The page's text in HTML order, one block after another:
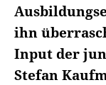
ihn
Input der
Stefan